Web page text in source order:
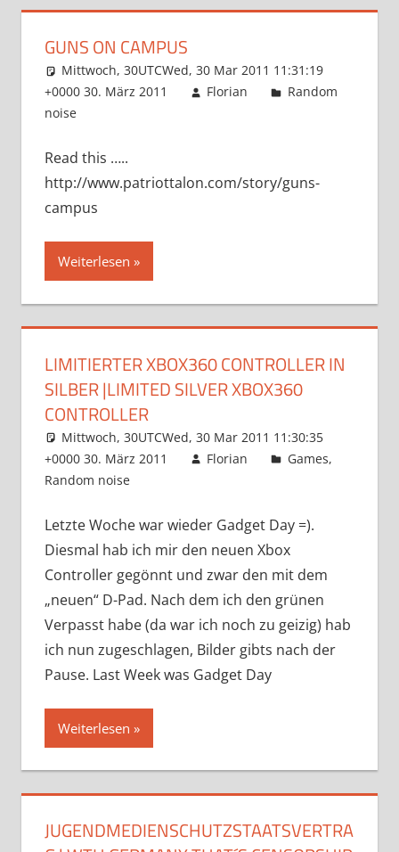
GUNS ON CAMPUS
Mittwoch, 30UTCWed, 30 Mar 2011 11:31:19
+0000 30. März 2011
Florian
Random
noise
Read this …..
http://www.patriottalon.com/story/guns-
campus
Weiterlesen
LIMITIERTER XBOX360 CONTROLLER IN
SILBER |LIMITED SILVER XBOX360
CONTROLLER
Mittwoch, 30UTCWed, 30 Mar 2011 11:30:35
+0000 30. März 2011
Florian Games,
Random noise
Letzte Woche war wieder Gadget Day =).
Diesmal hab ich mir den neuen Xbox
Controller gegönnt und zwar den mit dem
„neuen“ D-Pad. Nach dem ich den grünen
Verpasst habe (da war ich noch zu geizig) hab
ich nun zugeschlagen, Bilder gibts nach der
Pause. Last Week was Gadget Day
Weiterlesen
JUGENDMEDIENSCHUTZSTAATSVERTRA